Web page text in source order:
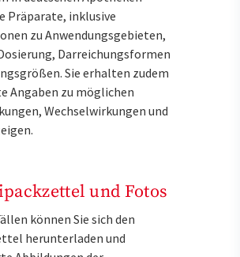
Präparate, inklusive
zu Anwendungsgebieten,
Darreichungsformen
Sie erhalten zudem
Angaben zu möglichen
Wechselwirkungen und
und Fotos
können Sie sich den
herunterladen und